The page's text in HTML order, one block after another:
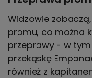
Widzowie
promu, co można
przeprawy - w
przekąskę
również z